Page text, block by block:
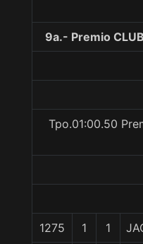
9a.- Premio
Tpo.01:00.50
1275 1 1